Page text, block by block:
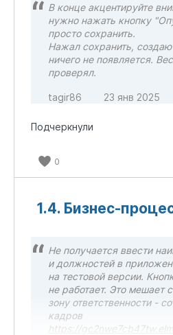
В конце акцентируйте
нужно нажать кнопку
просто сохранить.
Нажал сохранить, создаю
ничего не появляется.
проверял.
tagir86 23 янв 2025
Подчеркнули
0
1.4. Бизнес-
Не получается ввести
и должностей в
на тестовой версии.
не работает. Это мешает
зону ответственности -
кадров
https://